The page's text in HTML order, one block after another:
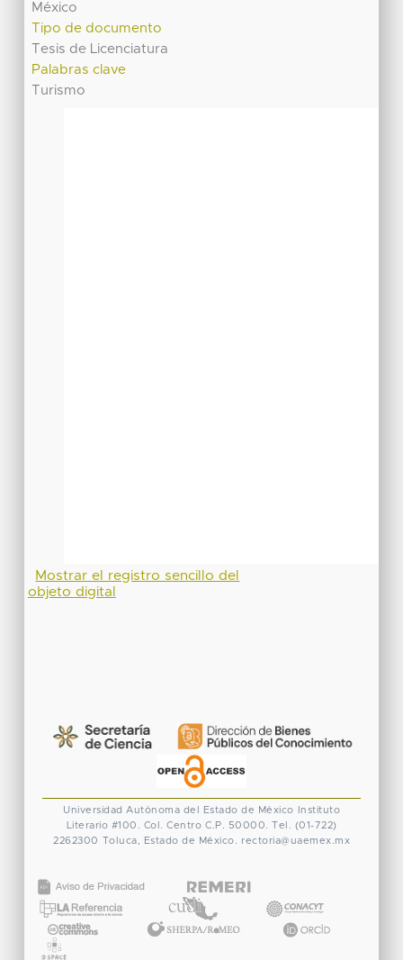
México
Tipo de documento
Tesis de Licenciatura
Palabras clave
Turismo
Mostrar el registro sencillo del
objeto digital
Universidad Autónoma del Estado de México
Instituto
Literario #100. Col. Centro C.P. 50000. Tel. (01-722)
2262300
Toluca, Estado de México. rectoria@uaemex.mx